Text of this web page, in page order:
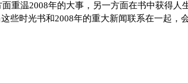
重温2008年的大事，另一方面在书中获得人
些时光书和2008年的重大新闻联系在一起，